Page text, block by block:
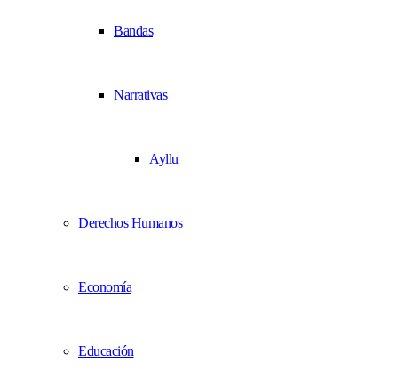
Bandas
Narrativas
Ayllu
Derechos Humanos
Economía
Educación